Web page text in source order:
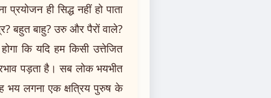
ही सिद्ध नहीं हो पाता
बहुत बाहु? उरु और पैरों वाले?
कि यदि हम किसी उत्तेजित
पड़ता है। सब लोक भयभीत
भय लगना एक क्षत्रिय पुरुष के